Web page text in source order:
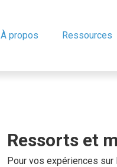
À propos Ressources
Ressorts et
Pour vos expériences